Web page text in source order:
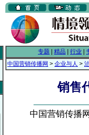
专题 精品 行业
中国营销传播网 > 企业与人 >
销售
中国营销传播